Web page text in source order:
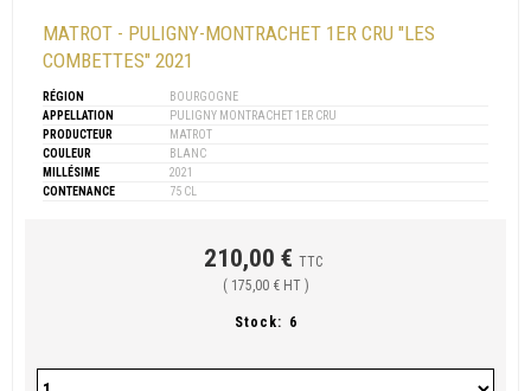
MATROT - PULIGNY-MONTRACHET 1ER CRU "LES
COMBETTES" 2021
RÉGION
BOURGOGNE
APPELLATION
PULIGNY MONTRACHET 1ER CRU
PRODUCTEUR
MATROT
COULEUR
BLANC
MILLÉSIME
2021
CONTENANCE
75 CL
210,00 € TTC
( 175,00 € HT )
Stock: 6